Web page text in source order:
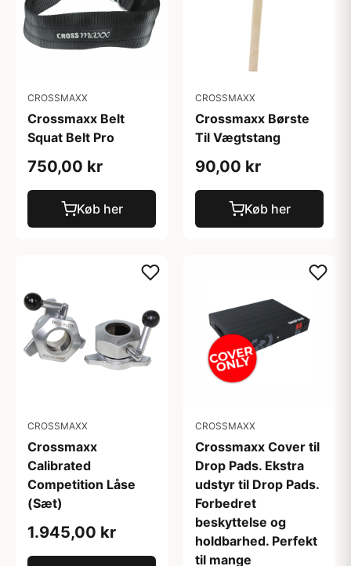
CROSSMAXX
Crossmaxx Belt
Squat Belt Pro
750,00 kr
Køb her
CROSSMAXX
Crossmaxx Børste
Til Vægtstang
90,00 kr
Køb her
CROSSMAXX
Crossmaxx
Calibrated
Competition Låse
(Sæt)
1.945,00 kr
CROSSMAXX
Crossmaxx Cover til
Drop Pads. Ekstra
udstyr til Drop Pads.
Forbedret
beskyttelse og
holdbarhed. Perfekt
til mange